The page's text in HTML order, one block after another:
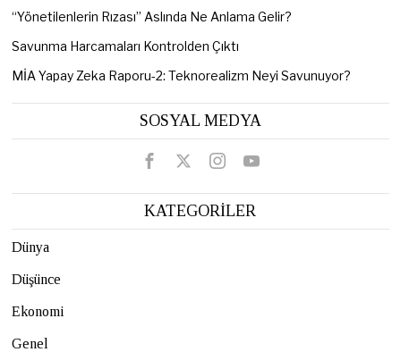
“Yönetilenlerin Rızası” Aslında Ne Anlama Gelir?
Savunma Harcamaları Kontrolden Çıktı
MİA Yapay Zeka Raporu-2: Teknorealizm Neyi Savunuyor?
SOSYAL MEDYA
KATEGORİLER
Dünya
Düşünce
Ekonomi
Genel